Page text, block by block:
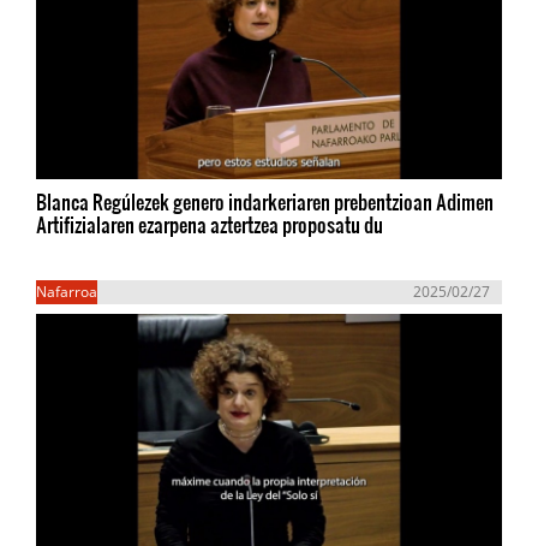
Blanca Regúlezek genero indarkeriaren prebentzioan Adimen
Artifizialaren ezarpena aztertzea proposatu du
Nafarroa 2025/02/27